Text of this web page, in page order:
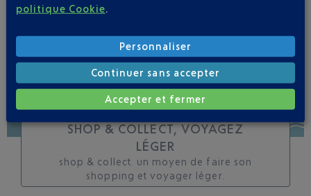
SHOP & COLLECT, VOYAGEZ
LÉGER
shop & collect. un moyen de faire son
shopping et voyager léger.
politique Cookie
Personnaliser
Continuer sans accepter
Accepter et fermer